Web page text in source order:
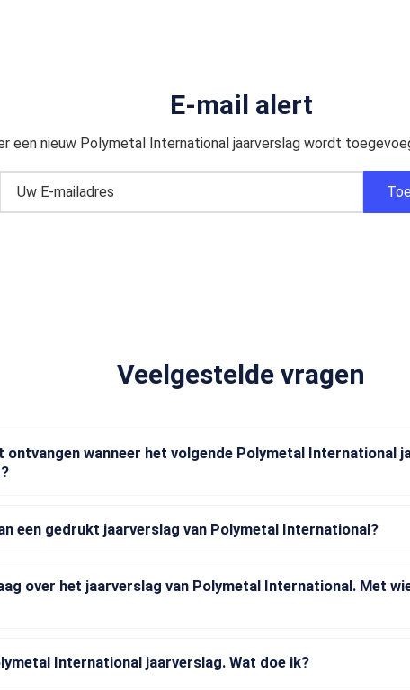
E-mail alert
een nieuw Polymetal International jaarverslag wordt
Veelgestelde vragen
ontvangen wanneer het volgende Polymetal International
een gedrukt jaarverslag van Polymetal International?
over het jaarverslag van Polymetal International. Met
International jaarverslag. Wat doe ik?